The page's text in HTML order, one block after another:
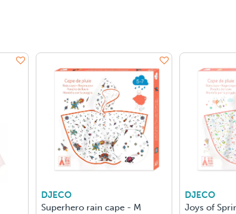
DJECO
Superhero rain cape - M
DJECO
Joys of